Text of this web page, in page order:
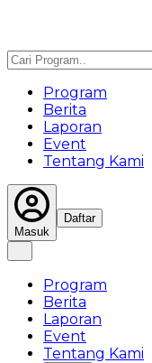
Program
Berita
Laporan
Event
Tentang Kami
Masuk
Daftar
Program
Berita
Laporan
Event
Tentang Kami